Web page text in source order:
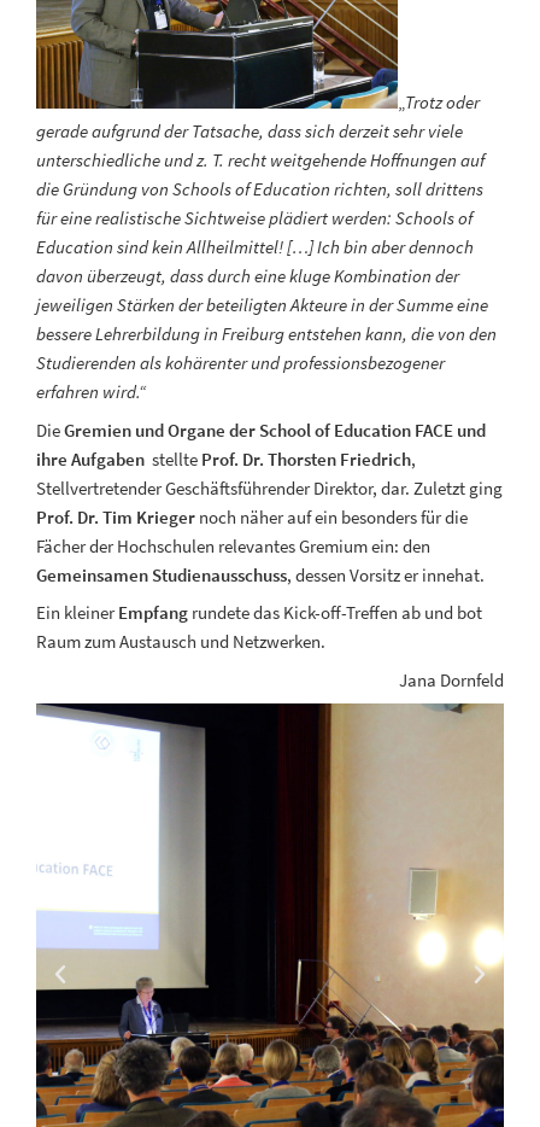
„Trotz oder
gerade aufgrund der Tatsache, dass sich derzeit sehr viele
unterschiedliche und z. T. recht weitgehende Hoffnungen auf
die Gründung von Schools of Education richten, soll drittens
für eine realistische Sichtweise plädiert werden: Schools of
Education sind kein Allheilmittel! […] Ich bin aber dennoch
davon überzeugt, dass durch eine kluge Kombination der
jeweiligen Stärken der beteiligten Akteure in der Summe eine
bessere Lehrerbildung in Freiburg entstehen kann, die von den
Studierenden als kohärenter und professionsbezogener
erfahren wird.“
DieGremien und Organe der School of Education FACE und
ihre Aufgaben stellte Prof. Dr. Thorsten Friedrich,
Stellvertretender Geschäftsführender Direktor, dar. Zuletzt ging
Prof. Dr. Tim Krieger noch näher auf ein besonders für die
Fächer der Hochschulen relevantes Gremium ein: den
Gemeinsamen Studienausschuss, dessen Vorsitz er innehat.
Ein kleinerEmpfang rundete das Kick-off-Treffen ab und bot
Raum zum Austausch und Netzwerken.
Jana Dornfeld